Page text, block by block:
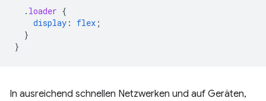
. loader {
display : flex ;
}
}
In ausreichend schnellen Netzwerken und auf Geräten,